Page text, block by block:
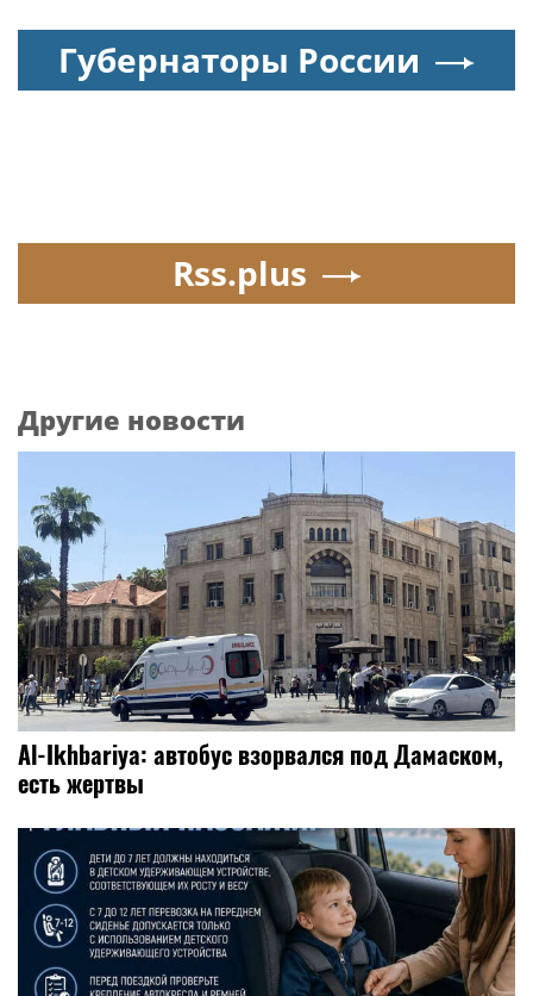
Губернаторы России
Rss.plus
Другие новости
Al-Ikhbariya: автобус взорвался под Дамаском,
есть жертвы